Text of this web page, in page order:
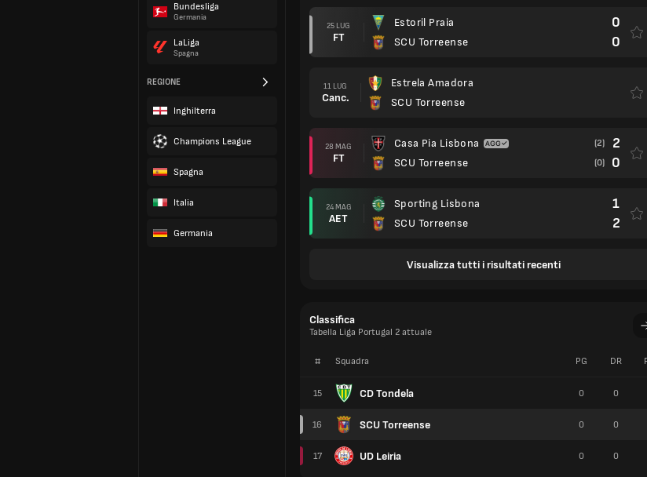
Bundesliga
Germania
LaLiga
Spagna
REGIONE
Inghilterra
Champions League
Spagna
Italia
Germania
25 LUG
FT
Estoril Praia
SCU Torreense
0
0
11 LUG
Canc.
Estrela Amadora
SCU Torreense
28 MAG
FT
Casa Pia Lisbona
SCU Torreense
(2) 2
(0) 0
24 MAG
AET
Sporting Lisbona
SCU Torreense
1
2
Visualizza tutti i risultati recenti
Classifica
Tabella Liga Portugal 2 attuale
# Squadra
15 CD Tondela
16 SCU Torreense
17 UD Leiria
PG DR
0 0
0 0
0 0